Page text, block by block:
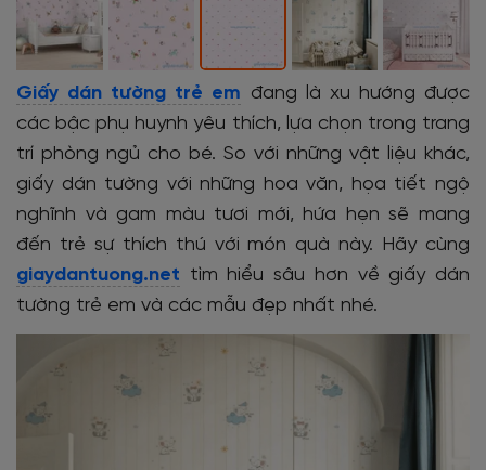
Giấy dán tường trẻ em đang là xu hướng được
các bậc phụ huynh yêu thích, lựa chọn trong trang
trí phòng ngủ cho bé. So với những vật liệu khác,
giấy dán tường với những hoa văn, họa tiết ngộ
nghĩnh và gam màu tươi mới, hứa hẹn sẽ mang
đến trẻ sự thích thú với món quà này. Hãy cùng
giaydantuong.net tìm hiểu sâu hơn về giấy dán
tường trẻ em và các mẫu đẹp nhất nhé.